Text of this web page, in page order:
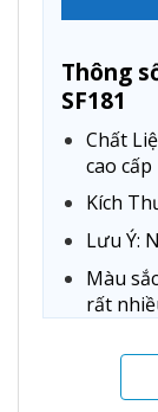
Thông
SF181
Chất
cao cấp
Kích
Lưu Ý:
Màu
rất
Bảo